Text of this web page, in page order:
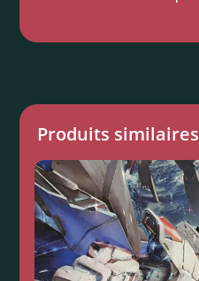
Produits similaires